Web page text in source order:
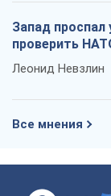
Запад проспал
проверить
Леонид Невзлин
Все мнения